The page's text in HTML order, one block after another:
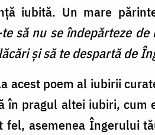
iubită. Un mare
te să nu se îndepărteze
și să te despartă de
poem al iubirii
în pragul altei iubiri, cum
asemenea Îngerului